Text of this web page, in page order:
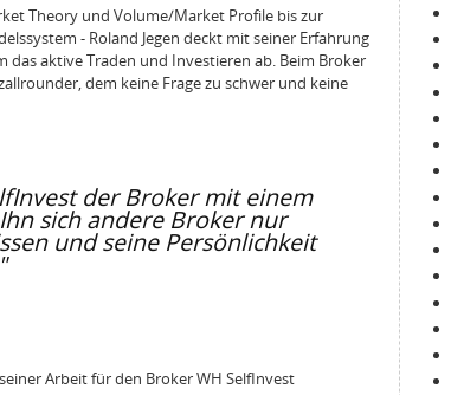
Theory und Volume/Market Profile bis zur
- Roland Jegen deckt mit seiner Erfahrung
das aktive Traden und Investieren ab. Beim Broker
dem keine Frage zu schwer und keine
der Broker mit einem
sich andere Broker nur
und seine Persönlichkeit
Arbeit für den Broker WH SelfInvest